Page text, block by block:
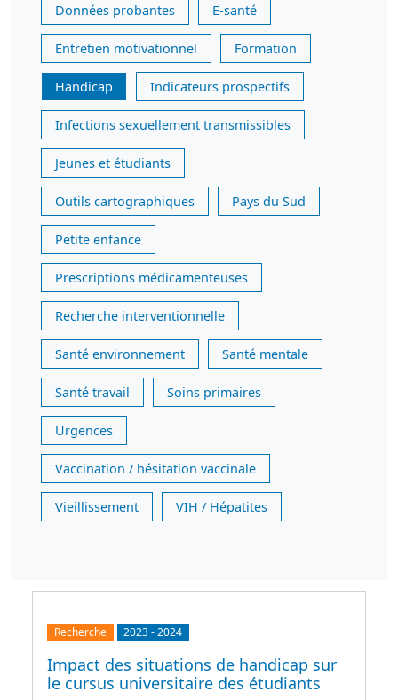
Données probantes E-santé
Entretien motivationnel Formation
Handicap Indicateurs prospectifs
Infections sexuellement transmissibles
Jeunes et étudiants
Outils cartographiques Pays du Sud
Petite enfance
Prescriptions médicamenteuses
Recherche interventionnelle
Santé environnement Santé mentale
Santé travail Soins primaires
Urgences
Vaccination / hésitation vaccinale
Vieillissement VIH / Hépatites
Recherche 2023-2024
Impact des situations de handicap sur
le cursus universitaire des étudiants